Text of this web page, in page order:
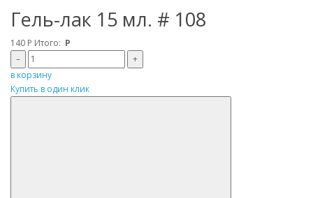
Гель-лак 15 мл. # 108
140 Р Итого: Р
–
+
в корзину
Купить в один клик